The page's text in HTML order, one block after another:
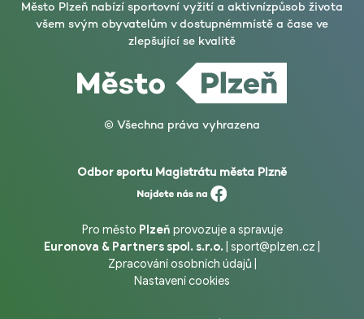
Město Plzeň nabízí sportovní vyžití a aktivnízpůsob života
všem svým obyvatelům v dostupnémmístě a čase ve
zlepšující se kvalitě
© Všechna práva vyhrazena
Odbor sportu Magistrátu města Plzně
Pro město Plzeň provozuje a spravuje
Euronova & Partners spol. s.r.o. sport@plzen.cz
Zpracování osobních údajů
Nastavení cookies